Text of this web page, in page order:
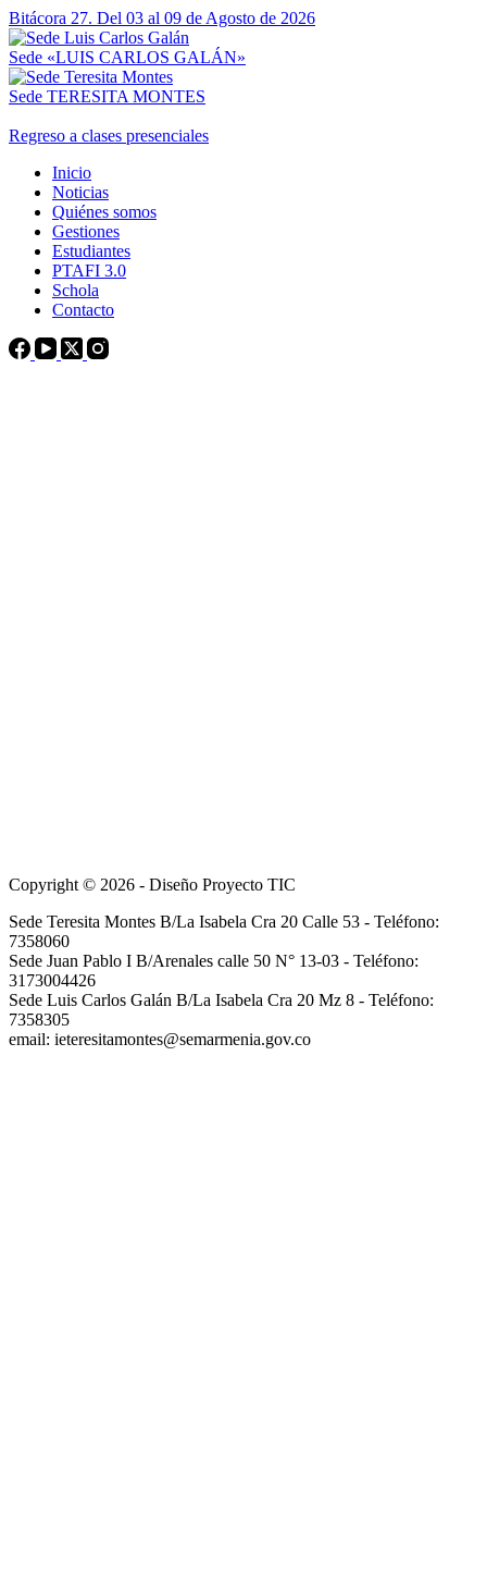
Bitácora 27. Del 03 al 09 de Agosto de 2026
Sede «LUIS CARLOS GALÁN»
Sede TERESITA MONTES
Regreso a clases presenciales
Inicio
Noticias
Quiénes somos
Gestiones
Estudiantes
PTAFI 3.0
Schola
Contacto
Copyright © 2026 - Diseño Proyecto TIC
Sede Teresita Montes B/La Isabela Cra 20 Calle 53 - Teléfono:
7358060
Sede Juan Pablo I B/Arenales calle 50 N° 13-03 - Teléfono:
3173004426
Sede Luis Carlos Galán B/La Isabela Cra 20 Mz 8 - Teléfono:
7358305
email: ieteresitamontes@semarmenia.gov.co